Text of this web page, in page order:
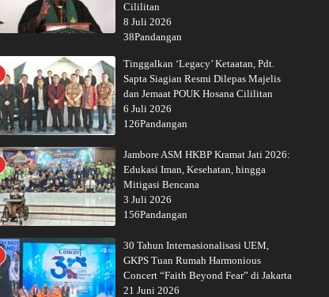
Cililitan
8 Juli 2026
38Pandangan
Tinggalkan ‘Legacy’ Ketaatan, Pdt.
Sapta Siagian Resmi Dilepas Majelis
dan Jemaat POUK Hosana Cililitan
6 Juli 2026
126Pandangan
Jambore ASM HKBP Kramat Jati 2026:
Edukasi Iman, Kesehatan, hingga
Mitigasi Bencana
3 Juli 2026
156Pandangan
30 Tahun Internasionalisasi UEM,
GKPS Tuan Rumah Harmonious
Concert “Faith Beyond Fear” di Jakarta
21 Juni 2026